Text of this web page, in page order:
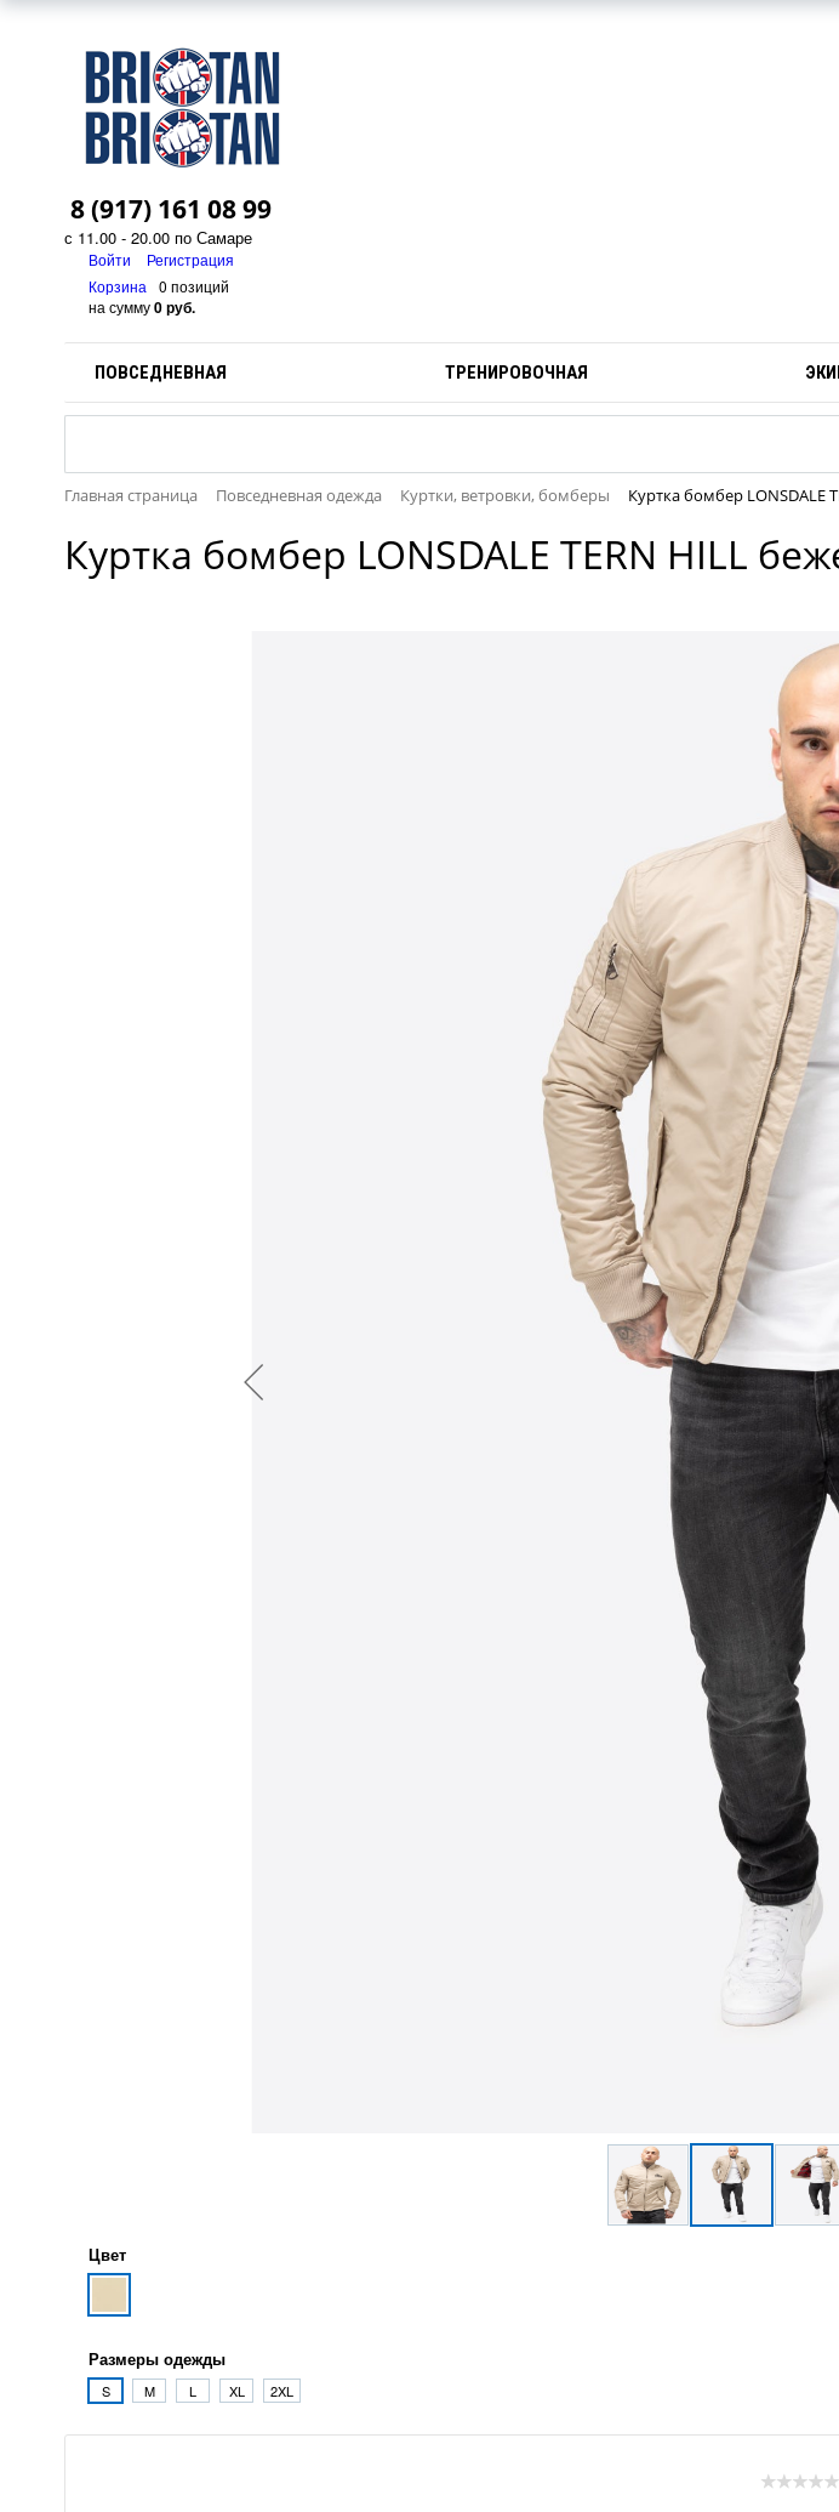
8 (917) 161 08 99
с 11.00 - 20.00 по Самаре
Войти
Регистрация
Корзина
0 позиций
на сумму0 руб.
ПОВСЕДНЕВНАЯ ТРЕНИРОВОЧНАЯ
Главная страница Повседневная одежда Куртки, ветровки, бомберы Куртка бомбер LONSDALE
Куртка бомбер LONSDALE TERN HILL
Цвет
Размеры одежды
S M L XL 2XL